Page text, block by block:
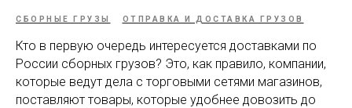
СБОРНЫЕ ГРУЗЫ ОТПРАВКА И ДОСТАВКА ГРУЗОВ
Кто в первую очередь интересуется доставками по
России сборных грузов? Это, как правило, компании,
которые ведут дела с торговыми сетями магазинов,
поставляют товары, которые удобнее довозить до